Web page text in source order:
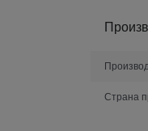
Страна